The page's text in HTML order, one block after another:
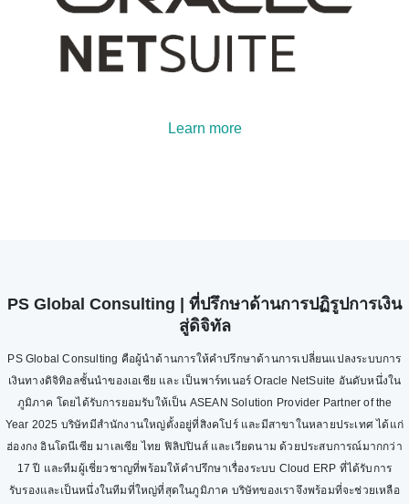
Learn more
PS Global Consulting | ที่ปรึกษาด้านการปฏิรูปการเงิน
สู่ดิจิทัล
PS Global Consulting คือผู้นำด้านการให้คำปรึกษาด้านการเปลี่ยนแปลงระบบการ
เงินทางดิจิทิอลชั้นนำของเอเชีย และ เป็นพาร์ทเนอร์ Oracle NetSuite อันดับหนึ่งใน
ภูมิภาค โดยได้รับการยอมรับให้เป็น ASEAN Solution Provider Partner of the
Year 2025 บริษัทมีสำนักงานใหญ่ตั้งอยู่ที่สิงคโปร์ และมีสาขาในหลายประเทศ ได้แก่
ฮ่องกง อินโดนีเซีย มาเลเซีย ไทย ฟิลิปปินส์ และเวียดนาม ด้วยประสบการณ์มากกว่า
17 ปี และทีมผู้เชี่ยวชาญที่พร้อมให้คำปรึกษาเรื่องระบบ Cloud ERP ที่ได้รับการ
รับรองและเป็นหนึ่งในทีมที่ใหญ่ที่สุดในภูมิภาค บริษัทของเราจึงพร้อมที่จะช่วยเหลือ